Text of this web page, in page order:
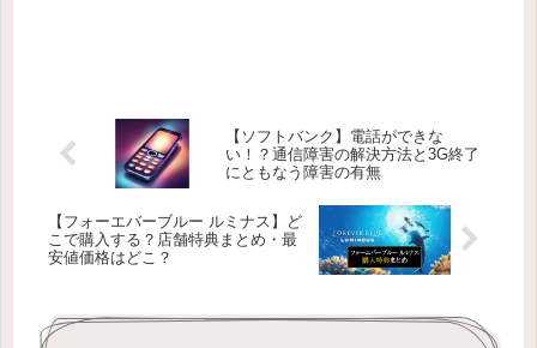
【ソフトバンク】電話ができな
い！？通信障害の解決方法と3G終了
にともなう障害の有無
【フォーエバーブルー ルミナス】ど
こで購入する？店舗特典まとめ・最
安値価格はどこ？